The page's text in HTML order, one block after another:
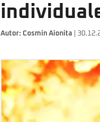
Autor: Cosmin Aionita |